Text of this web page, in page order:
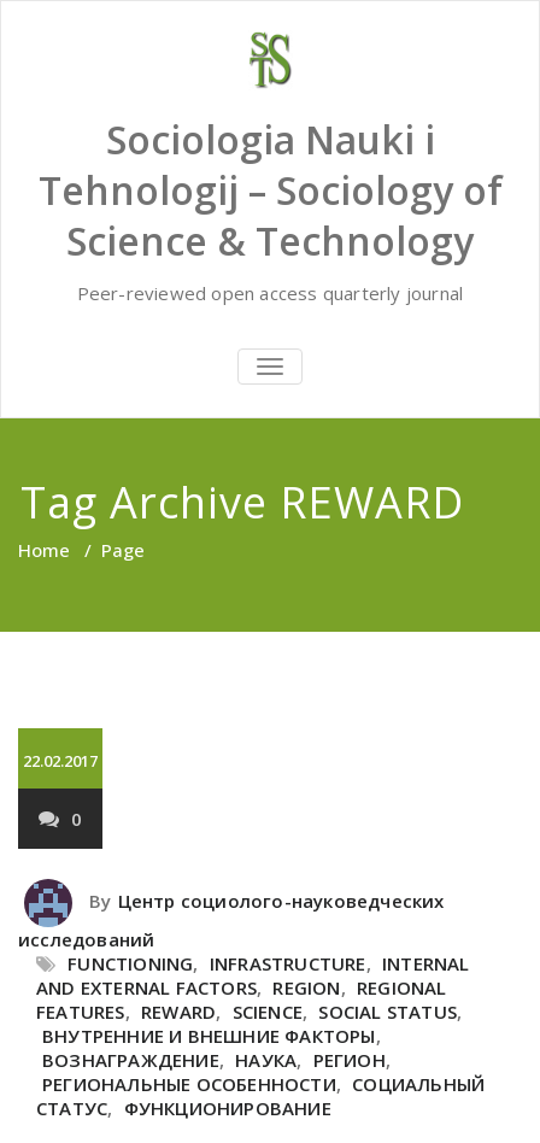
Sociologia Nauki i
Tehnologij – Sociology of
Science & Technology
Peer-reviewed open access quarterly journal
TOGGLE
NAVIGATION
Tag Archive REWARD
Home / Page
22.02.2017
0
By Центр социолого-науковедческих
исследований
FUNCTIONING, INFRASTRUCTURE, INTERNAL
AND EXTERNAL FACTORS, REGION, REGIONAL
FEATURES, REWARD, SCIENCE, SOCIAL STATUS,
ВНУТРЕННИЕ И ВНЕШНИЕ ФАКТОРЫ,
ВОЗНАГРАЖДЕНИЕ, НАУКА, РЕГИОН,
РЕГИОНАЛЬНЫЕ ОСОБЕННОСТИ, СОЦИАЛЬНЫЙ
СТАТУС, ФУНКЦИОНИРОВАНИЕ